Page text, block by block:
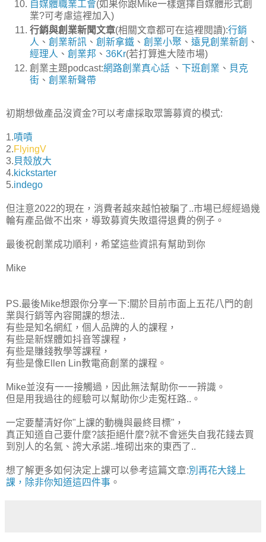
自媒體職業工會(如果你跟Mike一樣選擇自媒體形式創
業?可考慮這裡加入)
行銷與創業新聞文章(相關文章都可在這裡閱讀):行銷
人 、 創業新訊 、 創新拿鐵 、 創業小聚 、 遠見創業新創 、
經理人 、 創業邦 、 36Kr(若打算進大陸市場)
創業主題podcast:網路創業真心話 、 下班創業 、 貝克
街 、 創業新聲帶
初期想做產品沒資金?可以考慮採取眾籌募資的模式:
1.嘖嘖
2.FlyingV
3.貝殼放大
4.kickstarter
5.indego
但注意2022的現在，消費者越來越怕被騙了..市場已經經過幾
輪有產品做不出來，導致募資失敗還得退費的例子。
最後祝創業成功順利，希望這些資訊有幫助到你
Mike
PS.最後Mike想跟你分享一下:關於目前市面上五花八門的創
業與行銷等內容開課的想法..
有些是知名網紅，個人品牌的人的課程，
有些是新媒體如抖音等課程，
有些是賺錢教學等課程，
有些是像Ellen Lin教電商創業的課程。
Mike並沒有一一接觸過，因此無法幫助你一一辨識。
但是用我過往的經驗可以幫助你少走冤枉路..。
一定要釐清好你"上課的動機與最終目標"，
真正知道自己要什麼?該拒絕什麼?就不會迷失自我花錢去買
到別人的名氣、誇大承諾..堆砌出來的東西了..
想了解更多如何決定上課可以參考這篇文章:別再花大錢上
課，除非你知道這四件事 。